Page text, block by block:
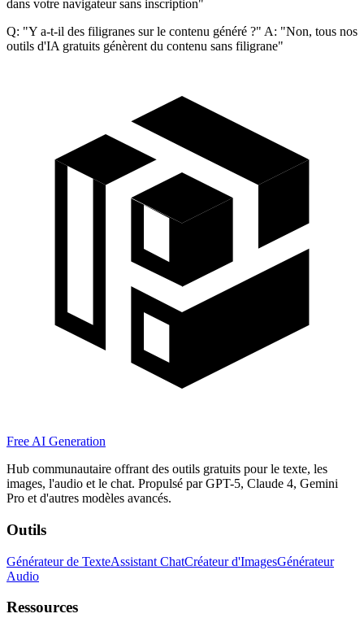
dans votre navigateur sans inscription"
Q: "Y a-t-il des filigranes sur le contenu généré ?" A: "Non, tous nos
outils d'IA gratuits génèrent du contenu sans filigrane"
Free AI Generation
Hub communautaire offrant des outils gratuits pour le texte, les
images, l'audio et le chat. Propulsé par GPT-5, Claude 4, Gemini
Pro et d'autres modèles avancés.
Outils
Générateur de TexteAssistant ChatCréateur d'ImagesGénérateur
Audio
Ressources